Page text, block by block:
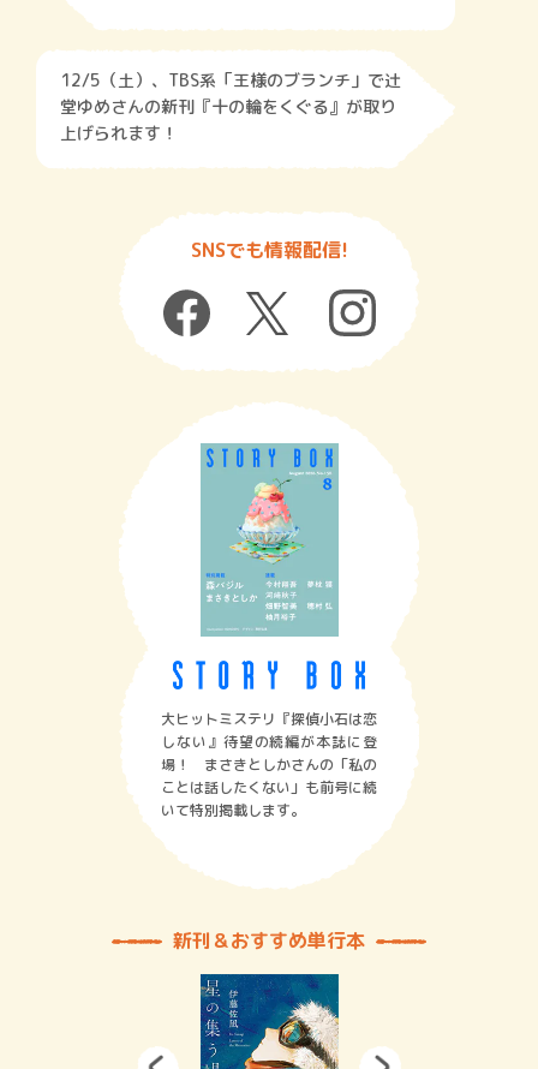
12/5（土）、TBS系「王様のブランチ」で辻
堂ゆめさんの新刊『十の輪をくぐる』が取り
上げられます！
SNSでも情報配信!
大ヒットミステリ『探偵小石は恋
しない』待望の続編が本誌に登
場！ まさきとしかさんの「私の
ことは話したくない」も前号に続
いて特別掲載します。
新刊＆おすすめ単行本